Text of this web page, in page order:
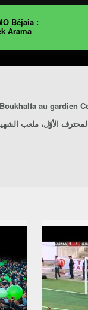
Béjaia :
Arama
au gardien